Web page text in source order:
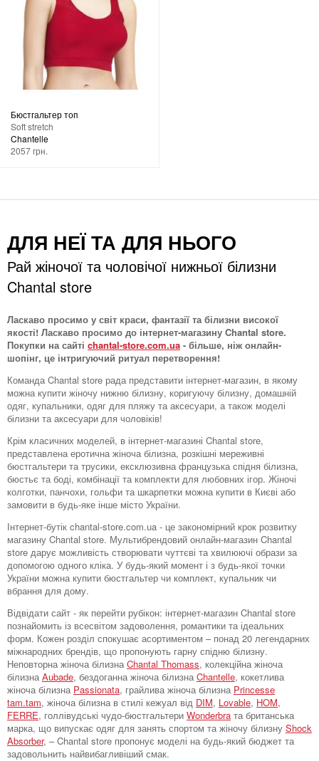
Бюстгальтер топ
Soft stretch
Chantelle
2057 грн.
ДЛЯ НЕЇ ТА ДЛЯ НЬОГО
Рай жіночої та чоловічої нижньої білизни
Chantal store
Ласкаво просимо у світ краси, фантазії та білизни високої
якості! Ласкаво просимо до інтернет-магазину Chantal store.
Покупки на сайті chantal-store.com.ua - більше, ніж онлайн-
шопінг, це інтригуючий ритуал перетворення!
Команда Chantal store рада представити інтернет-магазин, в якому
можна купити жіночу нижню білизну, коригуючу білизну, домашній
одяг, купальники, одяг для пляжу та аксесуари, а також моделі
білизни та аксесуари для чоловіків!
Крім класичних моделей, в інтернет-магазині Chantal store,
представлена ​​еротична жіноча білизна, розкішні мереживні
бюстгальтери та трусики, ексклюзивна французька спідня білизна,
бюстьє та боді, комбінації та комплекти для любовних ігор. Жіночі
колготки, панчохи, гольфи та шкарпетки можна купити в Києві або
замовити в будь-яке інше місто України.
Інтернет-бутік chantal-store.com.ua - це закономірний крок розвитку
магазину Chantal store. Мультибрендовий онлайн-магазин Chantal
store дарує можливість створювати чуттєві та хвилюючі образи за
допомогою одного кліка. У будь-який момент і з будь-якої точки
України можна купити бюстгальтер чи комплект, купальник чи
вбрання для дому.
Відвідати сайт - як перейти рубікон: інтернет-магазин Chantal store
познайомить із всесвітом задоволення, романтики та ідеальних
форм. Кожен розділ спокушає асортиментом – понад 20 легендарних
міжнародних брендів, що пропонують гарну спідню білизну.
Неповторна жіноча білизна Chantal Thomass, колекційна жіноча
білизна Aubade, бездоганна жіноча білизна Chantelle, кокетлива
жіноча білизна Passionata, грайлива жіноча білизна Princesse
tam.tam, жіноча білизна в стилі кежуал від DIM, Lovable, HOM,
FERRE, голлівудські чудо-бюстгальтери Wonderbra та британська
марка, що випускає одяг для занять спортом та жіночу білизну Shock
Absorber, – Chantal store пропонує моделі на будь-який бюджет та
задовольнить найвибагливіший смак.